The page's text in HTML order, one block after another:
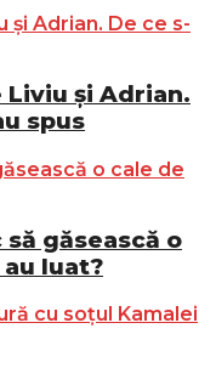
și Adrian.
spus
găsească o
luat?